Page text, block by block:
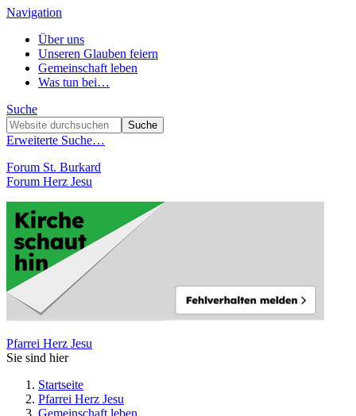
Navigation
Über uns
Unseren Glauben feiern
Gemeinschaft leben
Was tun bei…
Suche
Erweiterte Suche…
Forum St. Burkard
Forum Herz Jesu
Pfarrei Herz Jesu
Sie sind hier
Startseite
Pfarrei Herz Jesu
Gemeinschaft leben